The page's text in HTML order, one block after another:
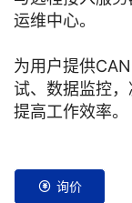
运维中心。
为用户提供
试、数据监控，
提高工作效率。
询价